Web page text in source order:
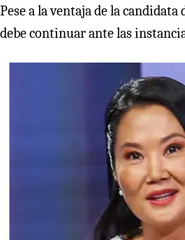
Pese a la ventaja de la
debe continuar ante las